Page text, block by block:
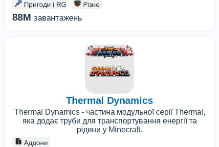
Пригоди і RG Різне
88M завантажень
Thermal Dynamics
Thermal Dynamics - частина модульної серії Thermal,
яка додає труби для транспортування енергії та
рідини у Minecraft.
Аддони